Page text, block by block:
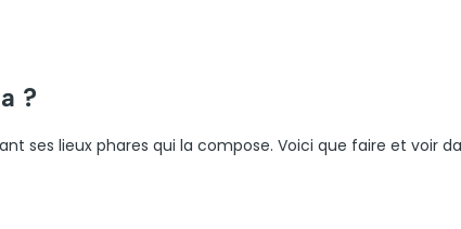
?
ses lieux phares qui la compose. Voici que faire et voir